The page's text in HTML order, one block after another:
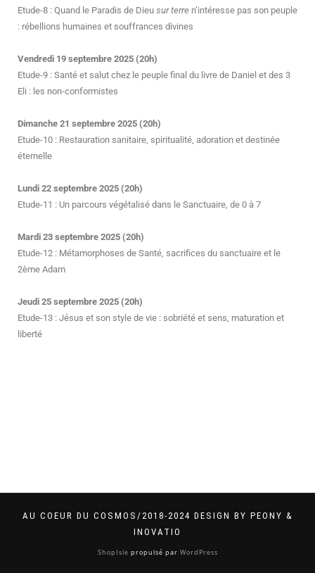
Etude-8 : Quand le Paradis de Dieu sur terre n’intéresse pas son peuple
: rébellions humaines et souffrances divines
Vendredi 19 septembre 2025 (20h)
Etude-9 : Santé et salut chez le peuple final du livre de Daniel et des 3
Eli : les non-conformistes
Dimanche 21 septembre 2025 (20h)
Etude-10 : Restauration sanitaire, spiritualité, adoration et destinée
éternelle
Lundi 22 septembre 2025 (20h)
Etude-11 : Un parcours végétalisé dans le Sanctuaire, de 0 à 7
Mardi 23 septembre 2025 (20h)
Etude-12 : Métamorphoses de Santé, sacrifices du sanctuaire et le
2ème Adam
Jeudi 25 septembre 2025 (20h)
Etude-13 : Jésus et son style de vie : sobriété et sens, maturation et
liberté
AU COEUR DU COSMOS/2018-2024 DESIGN BY PEONY &
INOVATIO
ShopIsle propulsé par WordPress